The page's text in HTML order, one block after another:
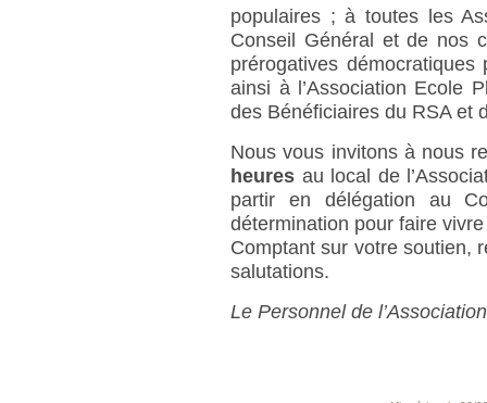
populaires ; à toutes les
Conseil Général et de nos
prérogatives
ainsi à l’Association Ecole
des Bénéficiaires du RSA et
Nous vous invitons à nous
heures au local de
partir en délégation au
détermination pour faire
Comptant sur votre soutien,
salutations.
Le Personnel de